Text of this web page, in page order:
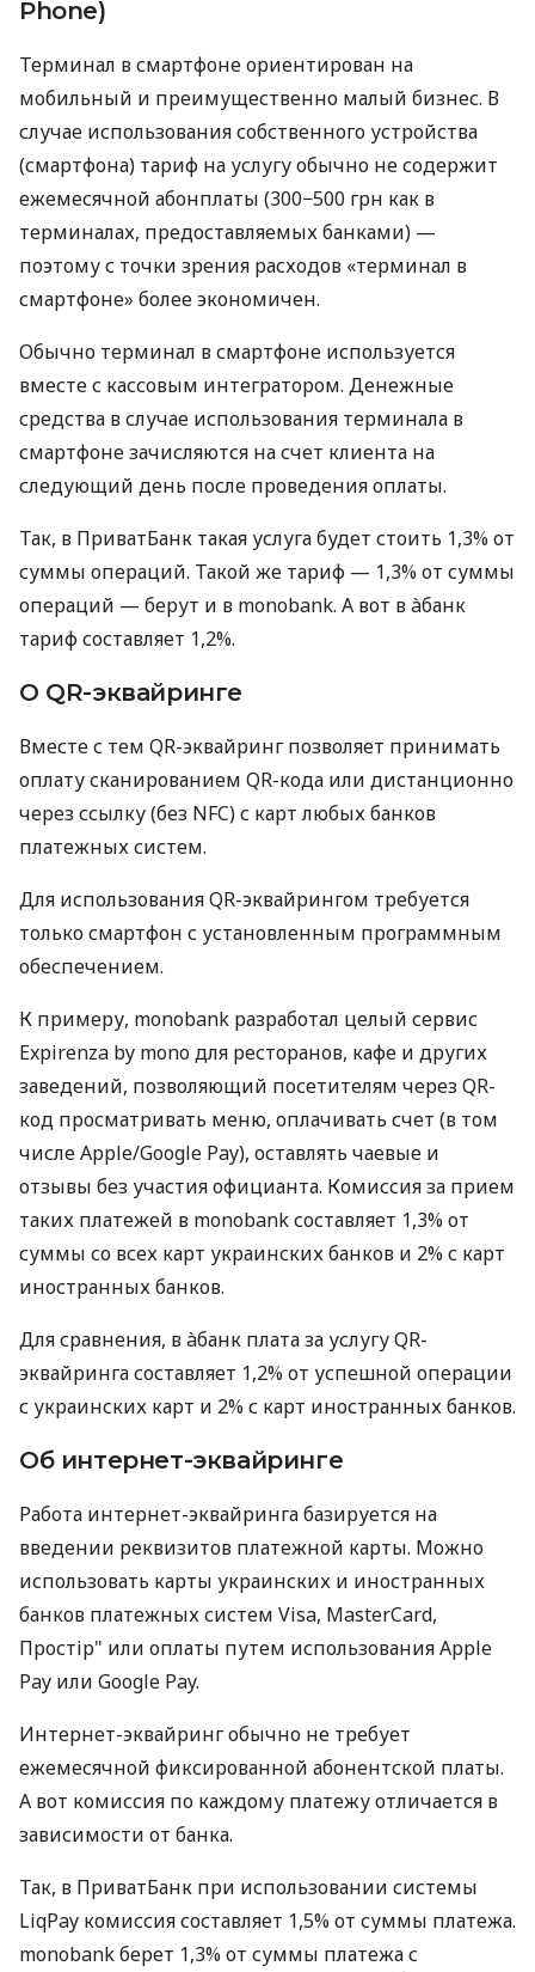
Phone)
Терминал в смартфоне ориентирован на
мобильный и преимущественно малый бизнес. В
случае использования собственного устройства
(смартфона) тариф на услугу обычно не содержит
ежемесячной абонплаты (300−500 грн как в
терминалах, предоставляемых банками) —
поэтому с точки зрения расходов «терминал в
смартфоне» более экономичен.
Обычно терминал в смартфоне используется
вместе с кассовым интегратором. Денежные
средства в случае использования терминала в
смартфоне зачисляются на счет клиента на
следующий день после проведения оплаты.
Так, в ПриватБанк такая услуга будет стоить 1,3% от
суммы операций. Такой же тариф — 1,3% от суммы
операций — берут и в monobank. А вот в àбанк
тариф составляет 1,2%.
О QR-эквайринге
Вместе с тем QR-эквайринг позволяет принимать
оплату сканированием QR-кода или дистанционно
через ссылку (без NFC) с карт любых банков
платежных систем.
Для использования QR-эквайрингом требуется
только смартфон с установленным программным
обеспечением.
К примеру, monobank разработал целый сервис
Expirenza by mono для ресторанов, кафе и других
заведений, позволяющий посетителям через QR-
код просматривать меню, оплачивать счет (в том
числе Apple/Google Pay), оставлять чаевые и
отзывы без участия официанта. Комиссия за прием
таких платежей в monobank составляет 1,3% от
суммы со всех карт украинских банков и 2% с карт
иностранных банков.
Для сравнения, в àбанк плата за услугу QR-
эквайринга составляет 1,2% от успешной операции
с украинских карт и 2% с карт иностранных банков.
Об интернет-эквайринге
Работа интернет-эквайринга базируется на
введении реквизитов платежной карты. Можно
использовать карты украинских и иностранных
банков платежных систем Visa, MasterCard,
Простір" или оплаты путем использования Apple
Pay или Google Pay.
Интернет-эквайринг обычно не требует
ежемесячной фиксированной абонентской платы.
А вот комиссия по каждому платежу отличается в
зависимости от банка.
Так, в ПриватБанк при использовании системы
LiqPay комиссия составляет 1,5% от суммы платежа.
monobank берет 1,3% от суммы платежа с